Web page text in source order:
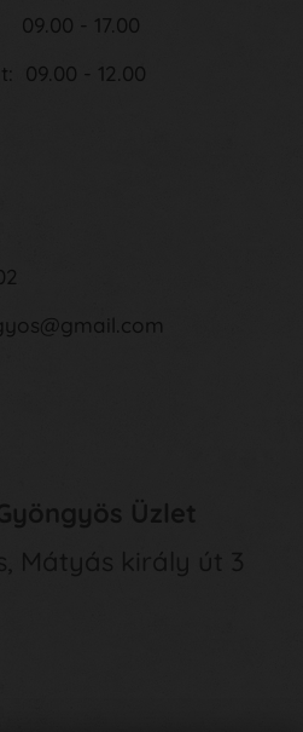
- 17.00
09.00 - 12.00
Üzlet
Mátyás király út 3